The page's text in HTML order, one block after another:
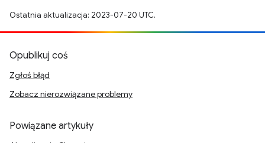
Ostatnia aktualizacja: 2023-07-20 UTC.
Opublikuj coś
Zgłoś błąd
Zobacz nierozwiązane problemy
Powiązane artykuły